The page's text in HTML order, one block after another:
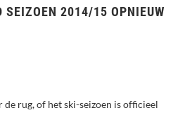
SEIZOEN 2014/15 OPNIEUW
de rug, of het ski-seizoen is officieel